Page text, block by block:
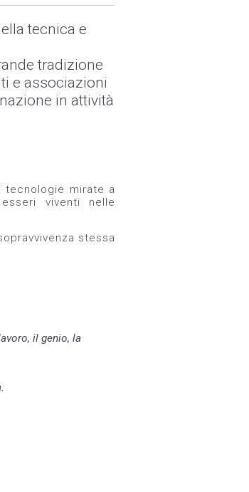
tecnica e
tradizione
e associazioni
in attività
tecnologie mirate a
viventi nelle
stessa
il genio, la